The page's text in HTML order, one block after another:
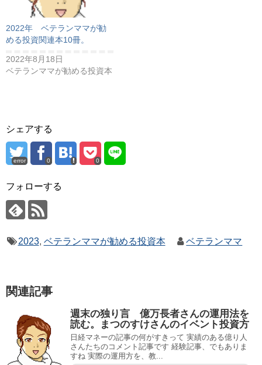
2022年 ベテランママが勧
める投資関連本10冊。
2022年8月18日
ベテランママが勧める投資本
シェアする
error 0 0
フォローする
2023, ベテランママが勧める投資本 ベテランママ
関連記事
週末の独り言 億万長者さんの運用法を
読む。まつのすけさんのイベント投資方
日経マネーの記事の何がすきって 実績のある億り人
さんたちのコメント記事です 経験記事、でもありま
すね 実際の運用方を、教...